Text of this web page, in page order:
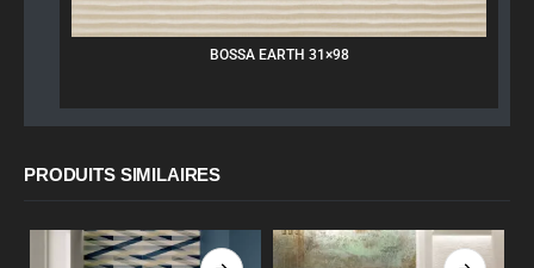
BOSSA EARTH 31×98
PRODUITS SIMILAIRES